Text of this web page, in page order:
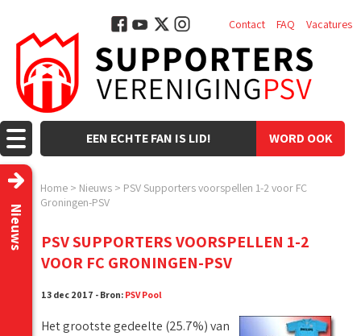
WORD OOK
EEN ECHTE FAN IS LID!
Contact FAQ Vacatures
Home > Nieuws > PSV Supporters voorspellen 1-2 voor FC
Groningen-PSV
Nieuws
PSV SUPPORTERS VOORSPELLEN 1-2
VOOR FC GRONINGEN-PSV
13 dec 2017 - Bron: PSV Pool
Het grootste gedeelte (25.7%) van